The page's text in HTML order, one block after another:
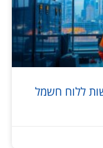
ללוח חשמל